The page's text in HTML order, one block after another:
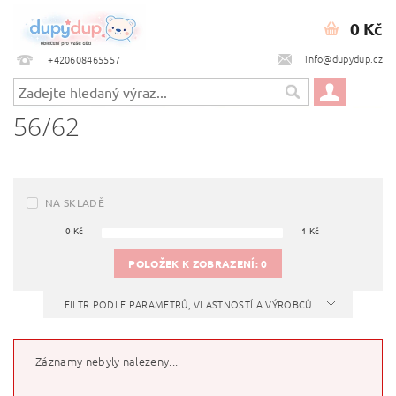
+420608465557 info@dupydup.cz
0 Kč
56/62
NA SKLADĚ
0 Kč 1 Kč
POLOŽEK K ZOBRAZENÍ:0
FILTR PODLE PARAMETRŮ, VLASTNOSTÍ A VÝROBCŮ
Záznamy nebyly nalezeny...